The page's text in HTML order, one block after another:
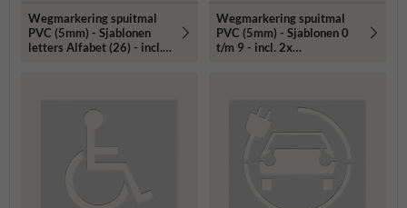
Wegmarkering spuitmal
PVC (5mm) - Sjablonen
letters Alfabet (26) - incl.
Wegmarkering spuitmal
PVC (5mm) - Sjablonen 0
t/m 9 - incl. 2x